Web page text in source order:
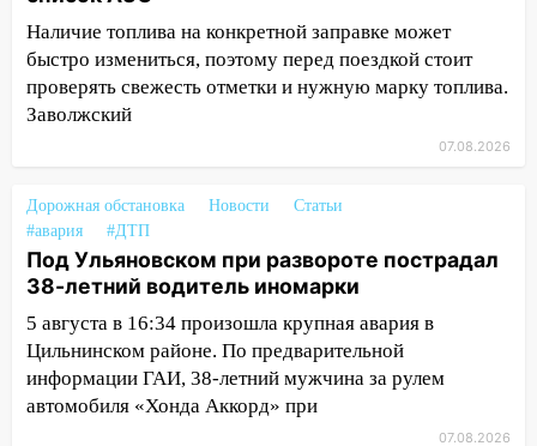
капремонт школы в селе Кивать
15:08 В Кузоватово после прокурорской
проверки обновили разметку на
пешеходных переходах
50-метровом участке
14:22 В Новом городе 8 августа пройдет
большой фестиваль «Наше время» с
мотофристайлом и концертом
«Мураками»
14:04 Жару смоет ливнями: прогноз
погоды в Ульяновской области на
Наличие топлива на конкретной заправке может
быстро измениться, поэтому перед поездкой стоит
проверять свежесть отметки и нужную марку топлива.
Заволжский
07.08.2026
Дорожная обстановка Новости
Статьи
#авария
#ДТП
Под Ульяновском при развороте пострадал
38-летний водитель иномарки
5 августа в 16:34 произошла крупная авария в
Цильнинском районе. По предварительной
информации ГАИ, 38-летний мужчина за рулем
автомобиля «Хонда Аккорд» при
07.08.2026